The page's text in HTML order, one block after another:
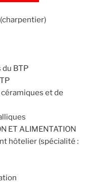
du BTP
et de
ET ALIMENTATION
hôtelier (spécialité :